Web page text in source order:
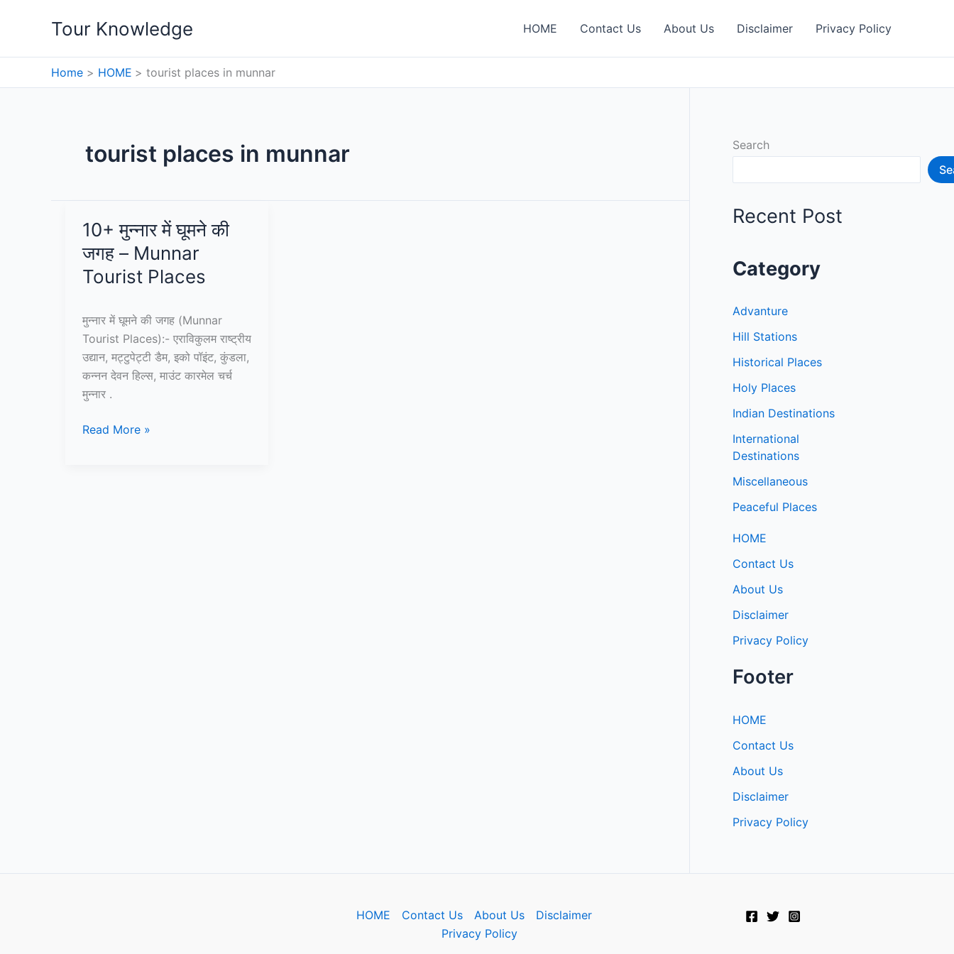
Tour Knowledge HOME Contact Us About Us Disclaimer Privacy Policy
Home HOME tourist places in munnar
tourist places in munnar
10+ मुन्नार में घूमने की
जगह – Munnar
Tourist Places
मुन्नार में घूमने की जगह (Munnar
Tourist Places):- एराविकुलम राष्ट्रीय
उद्यान, मट्टुपेट्टी डैम, इको पॉइंट, कुंडला,
कन्नन देवन हिल्स, माउंट कारमेल चर्च
मुन्नार .
10+
Read More »
Search
Recent Post
Category
Advanture
Hill Stations
Historical Places
Holy Places
Indian Destinations
International
Destinations
Miscellaneous
Peaceful Places
HOME
Contact Us
About Us
Disclaimer
Privacy Policy
Footer
HOME
Contact Us
About Us
Disclaimer
Privacy Policy
HOME Contact Us About Us
Disclaimer
Privacy Policy